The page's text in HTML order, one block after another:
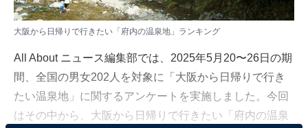
大阪から日帰りで行きたい「府内の温泉地」ランキング
All About ニュース編集部では、2025年5月20〜26日の期
間、全国の男女202人を対象に「大阪から日帰りで行き
たい温泉地」に関するアンケートを実施しました。今回
はその中から、大阪から日帰りで行きたい「府内の温泉